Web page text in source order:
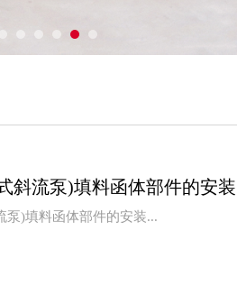
8 9 10
斜流泵)填料函体部件的安装
泵)填料函体部件的安装...